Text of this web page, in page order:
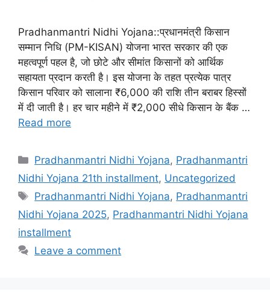
Pradhanmantri Nidhi Yojana::प्रधानमंत्री किसान
सम्मान निधि (PM-KISAN) योजना भारत सरकार की एक
महत्वपूर्ण पहल है, जो छोटे और सीमांत किसानों को आर्थिक
सहायता प्रदान करती है। इस योजना के तहत प्रत्येक पात्र
किसान परिवार को सालाना ₹6,000 की राशि तीन बराबर हिस्सों
में दी जाती है। हर चार महीने में ₹2,000 सीधे किसान के बैंक …
Read more
Categories
Pradhanmantri Nidhi Yojana, Pradhanmantri
Nidhi Yojana 21th installment, Uncategorized
Tags
Pradhanmantri Nidhi Yojana, Pradhanmantri
Nidhi Yojana 2025, Pradhanmantri Nidhi Yojana
installment
Leave a comment